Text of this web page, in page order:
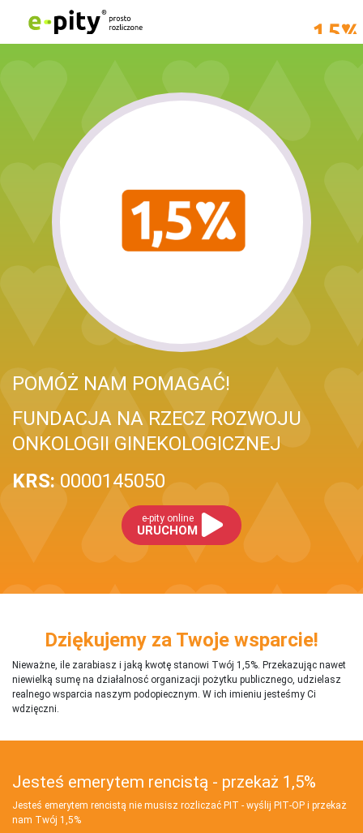
POMÓŻ NAM POMAGAĆ!
FUNDACJA NA RZECZ ROZWOJU
ONKOLOGII GINEKOLOGICZNEJ
KRS: 0000145050
e-pity online
URUCHOM
Dziękujemy za Twoje wsparcie!
Nieważne, ile zarabiasz i jaką kwotę stanowi Twój 1,5%. Przekazując nawet
niewielką sumę na działalnosć organizacji pożytku publicznego, udzielasz
realnego wsparcia naszym podopiecznym. W ich imieniu jesteśmy Ci
wdzięczni.
Jesteś emerytem rencistą - przekaż 1,5%
Jesteś emerytem rencistą nie musisz rozliczać PIT - wyślij PIT‑OP i przekaż
nam Twój 1,5%